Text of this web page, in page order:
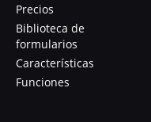
Precios
Biblioteca de
formularios
Características
Funciones